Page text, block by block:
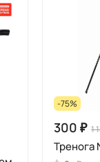
-75%
300 ₽ 1